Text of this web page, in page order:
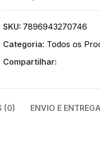
SKU: 7896943270746
Categoria: Todos os
Compartilhar:
(0) ENVIO E